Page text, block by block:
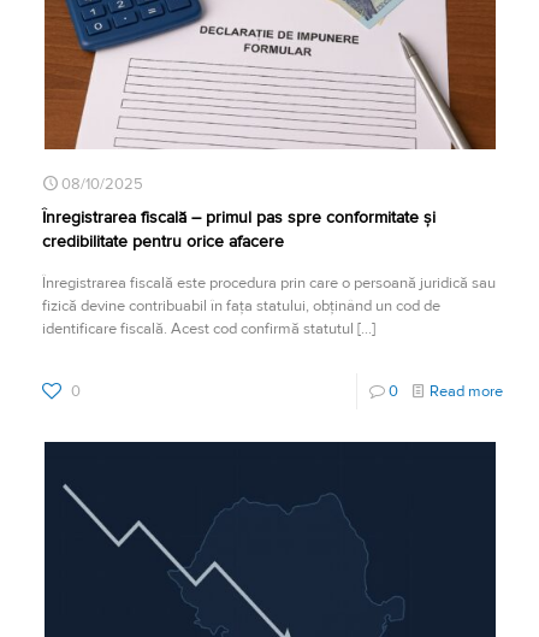
08/10/2025
Înregistrarea fiscală – primul pas spre conformitate și
credibilitate pentru orice afacere
Înregistrarea fiscală este procedura prin care o persoană juridică sau
fizică devine contribuabil în fața statului, obținând un cod de
identificare fiscală. Acest cod confirmă statutul […]
0 0 Read more